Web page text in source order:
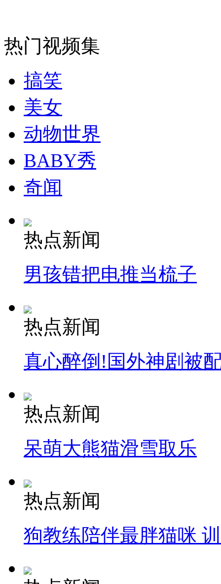
纽约上演“枕头大战”
司机酒驾遇交警 急速倒车逃窜
热门视频集
搞笑
美女
动物世界
BABY秀
奇闻
热点新闻
男孩错把电推当梳子
热点新闻
真心醉倒!国外神剧被
热点新闻
呆萌大熊猫滑雪取乐
热点新闻
狗教练陪伴最胖猫咪